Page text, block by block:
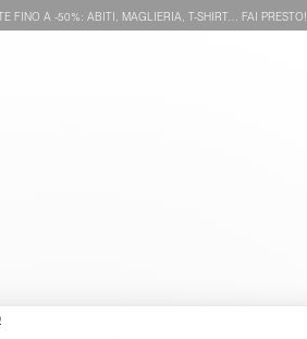
FINO A -50%: ABITI, MAGLIERIA, T-SHIRT… FAI PRESTO!